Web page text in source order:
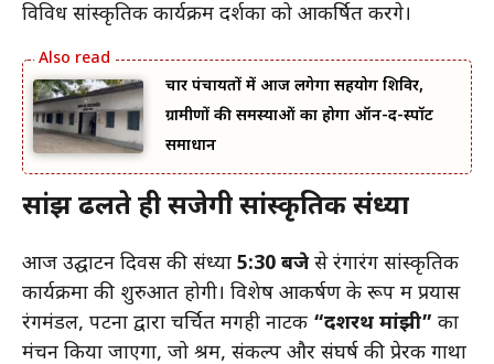
विविध सांस्कृतिक कार्यक्रम दर्शकों को आकर्षित करेंगे।
चार पंचायतों में आज लगेगा सहयोग शिविर,
ग्रामीणों की समस्याओं का होगा ऑन-द-स्पॉट
समाधान
सांझ ढलते ही सजेगी सांस्कृतिक संध्या
आज उद्घाटन दिवस की संध्या 5:30 बजे से रंगारंग सांस्कृतिक
कार्यक्रमों की शुरुआत होगी। विशेष आकर्षण के रूप में प्रयास
रंगमंडल, पटना द्वारा चर्चित मगही नाटक “दशरथ मांझी” का
मंचन किया जाएगा, जो श्रम, संकल्प और संघर्ष की प्रेरक गाथा